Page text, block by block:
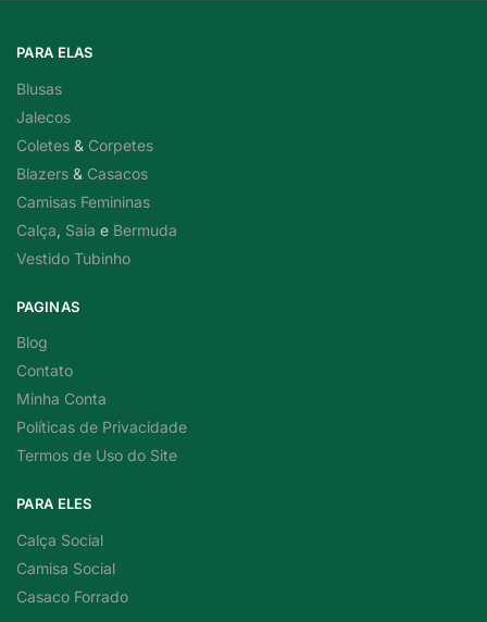
PARA ELAS
Blusas
Jalecos
Coletes & Corpetes
Blazers & Casacos
Camisas Femininas
Calça, Saia e Bermuda
Vestido Tubinho
PAGINAS
Blog
Contato
Minha Conta
Políticas de Privacidade
Termos de Uso do Site
PARA ELES
Calça Social
Camisa Social
Casaco Forrado